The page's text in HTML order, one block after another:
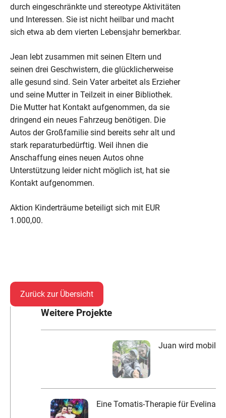
durch eingeschränkte und stereotype Aktivitäten
und Interessen. Sie ist nicht heilbar und macht
sich etwa ab dem vierten Lebensjahr bemerkbar.
Jean lebt zusammen mit seinen Eltern und
seinen drei Geschwistern, die glücklicherweise
alle gesund sind. Sein Vater arbeitet als Erzieher
und seine Mutter in Teilzeit in einer Bibliothek.
Die Mutter hat Kontakt aufgenommen, da sie
dringend ein neues Fahrzeug benötigen. Die
Autos der Großfamilie sind bereits sehr alt und
stark reparaturbedürftig. Weil ihnen die
Anschaffung eines neuen Autos ohne
Unterstützung leider nicht möglich ist, hat sie
Kontakt aufgenommen.
Aktion Kinderträume beteiligt sich mit EUR
1.000,00.
Zurück zur Übersicht
Weitere Projekte
Juan wird mobil
Eine Tomatis-Therapie für Evelina